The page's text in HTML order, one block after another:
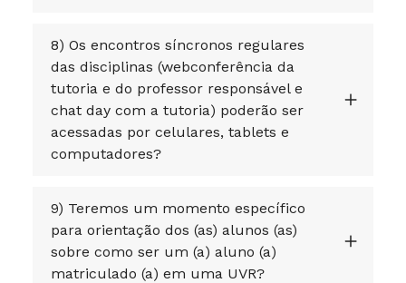
8) Os encontros síncronos regulares
das disciplinas (webconferência da
tutoria e do professor responsável e
chat day com a tutoria) poderão ser
acessadas por celulares, tablets e
computadores?
9) Teremos um momento específico
para orientação dos (as) alunos (as)
sobre como ser um (a) aluno (a)
matriculado (a) em uma UVR?